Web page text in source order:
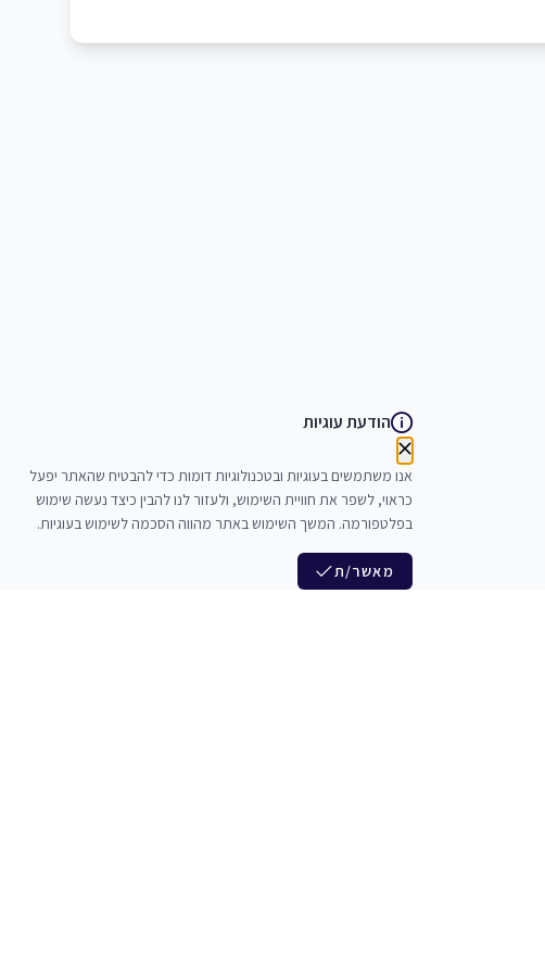
הודעת עוגיות
אנו משתמשים בעוגיות ובטכנולוגיות דומות כדי להבטיח שהאתר יפעל
כראוי, לשפר את חוויית השימוש, ולעזור לנו להבין כיצד נעשה שימוש
בפלטפורמה. המשך השימוש באתר מהווה הסכמה לשימוש בעוגיות.
מאשר/ת